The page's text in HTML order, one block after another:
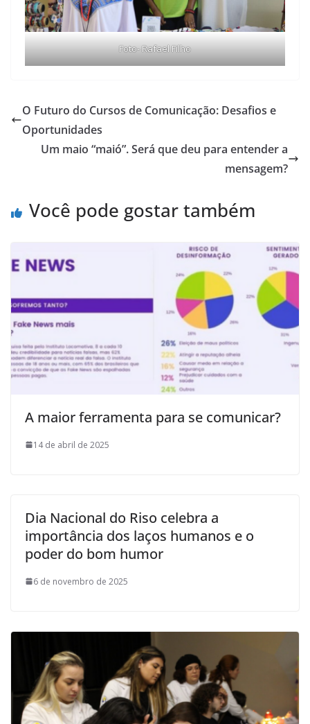
Foto- Rafael Filho
O Futuro do Cursos de Comunicação: Desafios e
Oportunidades
Um maio “maió”. Será que deu para entender a
mensagem?
Você pode gostar também
A maior ferramenta para se comunicar?
14 de abril de 2025
Dia Nacional do Riso celebra a
importância dos laços humanos e o
poder do bom humor
6 de novembro de 2025